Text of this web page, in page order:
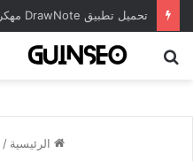
الرئيسية /